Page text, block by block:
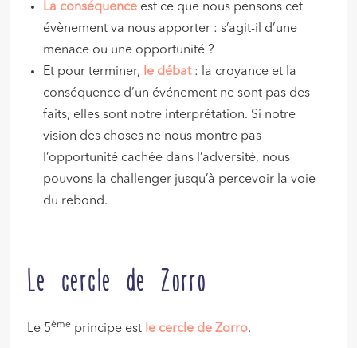
La conséquence est ce que nous pensons cet
évènement va nous apporter : s’agit-il d’une
menace ou une opportunité ?
Et pour terminer, le débat: la croyance et la
conséquence d’un événement ne sont pas des
faits, elles sont notre interprétation. Si notre
vision des choses ne nous montre pas
l’opportunité cachée dans l’adversité, nous
pouvons la challenger jusqu’à percevoir la voie
du rebond.
Le cercle de Zorro
Le 5ème principe est le cercle de Zorro.